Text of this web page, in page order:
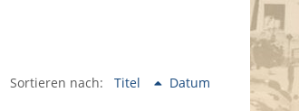
Sortieren nach: Titel Datum